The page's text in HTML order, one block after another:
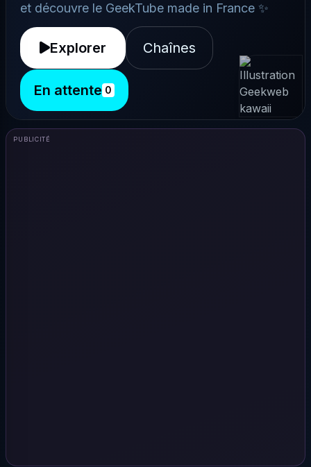
et découvre le GeekTube made in France ✨
Explorer Chaînes
En attente 0
PUBLICITÉ